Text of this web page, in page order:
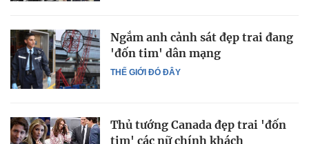
THẾ GIỚI ĐÓ ĐÂY
Ngắm anh cảnh sát đẹp trai đang
'đốn tim' dân mạng
Thủ tướng Canada đẹp trai 'đốn
tim' các nữ chính khách